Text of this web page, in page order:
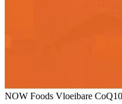
NOW Foods Vloeibare